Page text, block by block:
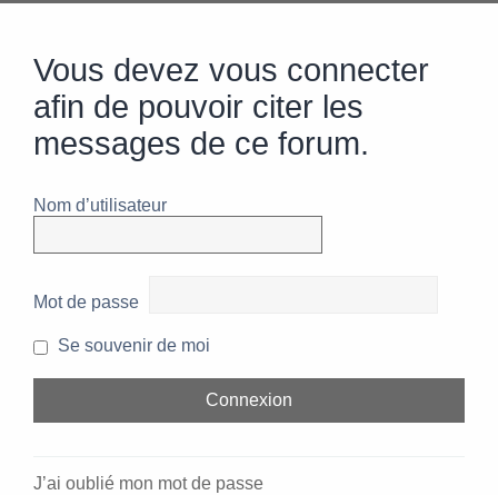
Vous devez vous connecter
afin de pouvoir citer les
messages de ce forum.
Nom d’utilisateur
Mot de passe
Se souvenir de moi
J’ai oublié mon mot de passe